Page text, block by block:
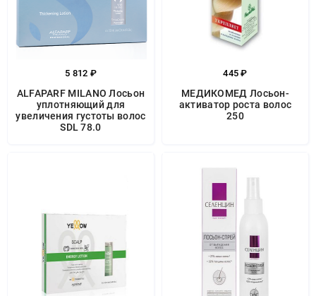
5 812 ₽
ALFAPARF MILANO Лосьон
уплотняющий для
увеличения густоты волос
SDL 78.0
445 ₽
МЕДИКОМЕД Лосьон-
активатор роста волос
250